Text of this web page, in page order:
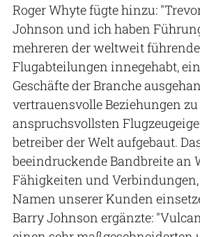
Roger Whyte fügte hinzu:
Johnson und ich haben
mehreren der weltweit
Flugabteilungen innegehabt,
Geschäfte der Branche
vertrauensvolle Beziehungen
anspruchsvollsten
betreiber der Welt aufgebaut.
beeindruckende Bandbreite an
Fähigkeiten und
Namen unserer Kunden
Barry Johnson ergänzte: